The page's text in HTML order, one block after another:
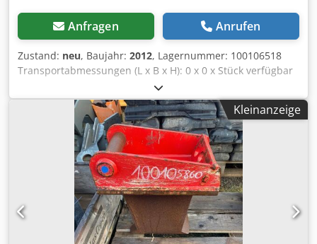
Anfragen Anrufen
Zustand: neu, Baujahr: 2012, Lagernummer: 100106518
Transportabmessungen (L x B x H): 0 x 0 x Stück verfügbar
Merz Verteiler V160/K/FU/BRSerNr.:#A112 EQ: 100106518
Baujahr: 2012 Merz Verteiler
V160/K/FU/BRSerNr.:#A113004292000001 EQ: 100107728
Baujahr: 2013 Merz Verteiler V160/K/FU/BR SerNr.:#5739
EQ: 100108035 Baujahr: 2013 Cedpfx Anozk Aaleujha
Kleinanzeige